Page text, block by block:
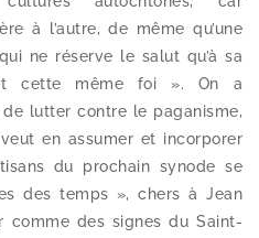
à l’autre, de même qu’une
ne réserve le salut qu’à sa
cette même foi ». On a
de lut­ter contre le paga­nisme,
en assu­mer et incor­po­rer
du pro­chain synode se
des temps », chers à Jean
comme des signes du Saint-